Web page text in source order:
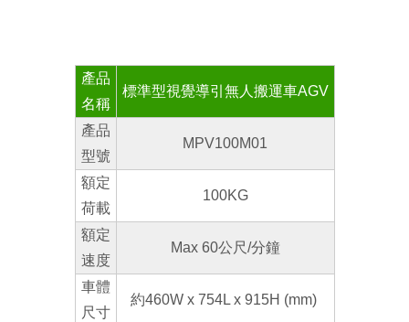
產品
名稱
標準型視覺導引無人搬運車AGV
產品
型號
MPV100M01
額定
荷載
100KG
額定
速度
Max 60公尺/分鐘
車體
尺寸
約460W x 754L x 915H (mm)